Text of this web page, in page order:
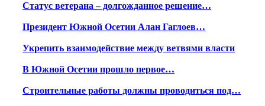
Статус ветерана – долгожданное решение…
Президент Южной Осетии Алан Гаглоев…
Укрепить взаимодействие между ветвями власти
В Южной Осетии прошло первое…
Строительные работы должны проводиться под…